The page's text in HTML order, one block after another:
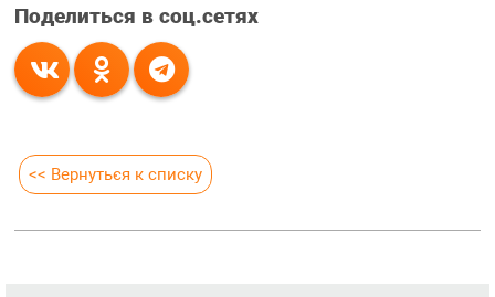
Поделиться в соц.сетях
<< Вернуться к списку